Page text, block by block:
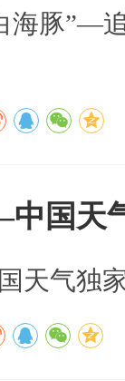
海豚”—
国天
天气独